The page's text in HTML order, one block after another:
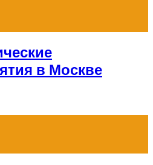
в Москве